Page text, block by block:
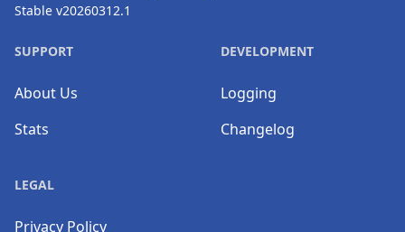
Stable v20260312.1
SUPPORT
About Us
Stats
DEVELOPMENT
Logging
Changelog
LEGAL
Privacy Policy